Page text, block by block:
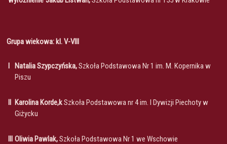
Grupa wiekowa: kl. V-VIII
I Natalia Szypczyńska,Szkoła Podstawowa Nr 1 im. M. Kopernika w
Piszu
II Karolina Korde,kSzkoła Podstawowa nr 4 im. I Dywizji Piechoty w
Giżycku
III Oliwia Pawlak,Szkoła Podstawowa Nr 1 we Wschowie